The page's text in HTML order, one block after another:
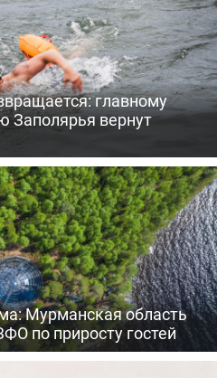
главному
Заполярья вернут
Мурманская область
по приросту гостей